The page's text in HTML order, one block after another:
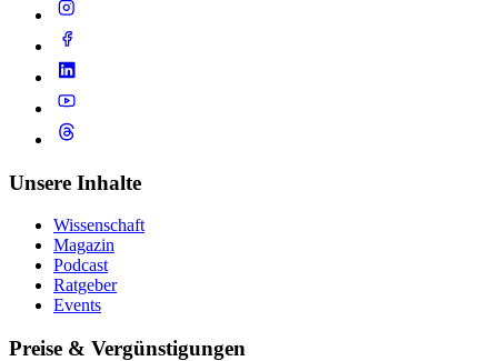
Unsere Inhalte
Wissenschaft
Magazin
Podcast
Ratgeber
Events
Preise & Vergünstigungen